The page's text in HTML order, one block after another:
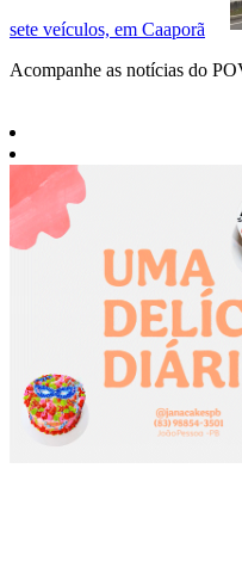
sete veículos, em Caaporã
Acompanhe as notícias do